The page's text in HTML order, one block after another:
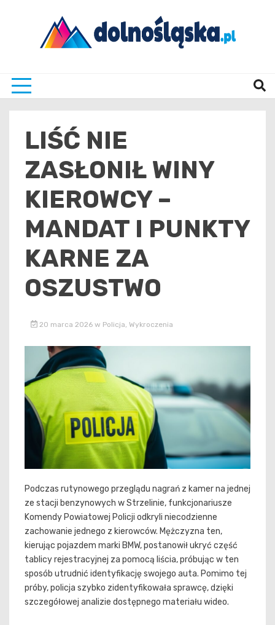
LIŚĆ NIE
ZASŁONIŁ WINY
KIEROWCY –
MANDAT I PUNKTY
KARNE ZA
OSZUSTWO
20 marca 2026 w Policja Wykroczenia
Podczas rutynowego przeglądu nagrań z kamer na jednej
ze stacji benzynowych w Strzelinie, funkcjonariusze
Komendy Powiatowej Policji odkryli niecodzienne
zachowanie jednego z kierowców. Mężczyzna ten,
kierując pojazdem marki BMW, postanowił ukryć część
tablicy rejestracyjnej za pomocą liścia, próbując w ten
sposób utrudnić identyfikację swojego auta. Pomimo tej
próby, policja szybko zidentyfikowała sprawcę, dzięki
szczegółowej analizie dostępnego materiału wideo.